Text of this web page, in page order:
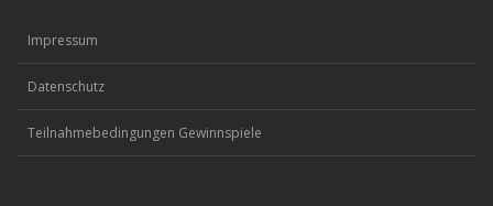
Impressum
Datenschutz
Teilnahmebedingungen Gewinnspiele